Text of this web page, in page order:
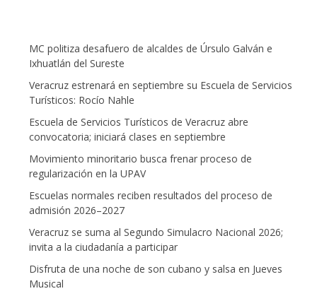
MC politiza desafuero de alcaldes de Úrsulo Galván e
Ixhuatlán del Sureste
Veracruz estrenará en septiembre su Escuela de Servicios
Turísticos: Rocío Nahle
Escuela de Servicios Turísticos de Veracruz abre
convocatoria; iniciará clases en septiembre
Movimiento minoritario busca frenar proceso de
regularización en la UPAV
Escuelas normales reciben resultados del proceso de
admisión 2026–2027
Veracruz se suma al Segundo Simulacro Nacional 2026;
invita a la ciudadanía a participar
Disfruta de una noche de son cubano y salsa en Jueves
Musical